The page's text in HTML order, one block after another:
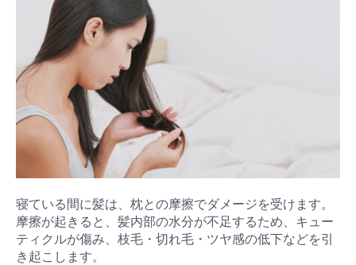
寝ている間に髪は、枕との摩擦でダメージを受けます。
摩擦が起きると、髪内部の水分が不足するため、キュー
ティクルが傷み、枝毛・切れ毛・ツヤ感の低下などを引
き起こします。